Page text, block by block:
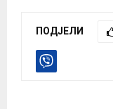
ПОДЈЕЛИ